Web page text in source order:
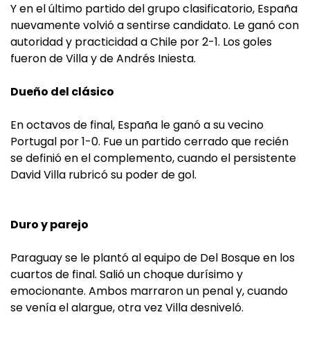
Y en el último partido del grupo clasificatorio, España
nuevamente volvió a sentirse candidato. Le ganó con
autoridad y practicidad a Chile por 2-1. Los goles
fueron de Villa y de Andrés Iniesta.
Dueño del clásico
En octavos de final, España le ganó a su vecino
Portugal por 1-0. Fue un partido cerrado que recién
se definió en el complemento, cuando el persistente
David Villa rubricó su poder de gol.
Duro y parejo
Paraguay se le plantó al equipo de Del Bosque en los
cuartos de final. Salió un choque durísimo y
emocionante. Ambos marraron un penal y, cuando
se venía el alargue, otra vez Villa desniveló.